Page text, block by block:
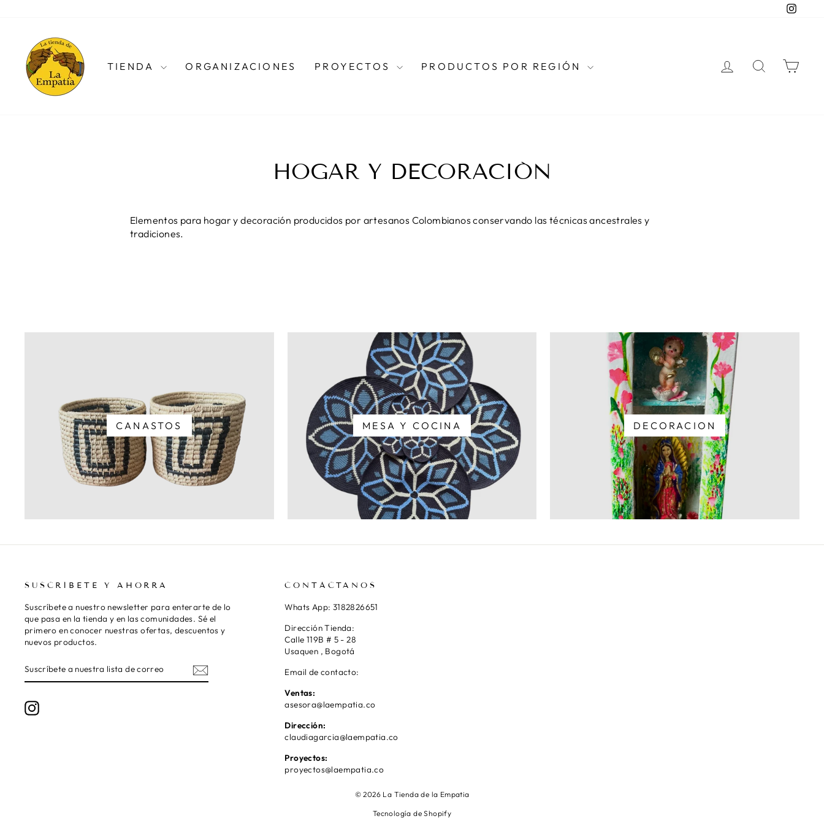
contenido
TIENDA ORGANIZACIONES PROYECTOS PRODUCTOS POR REGIÓN INGRESAR
BUSCAR
HOGAR Y DECORACIÓN
Elementos para hogar y decoración producidos por artesanos Colombianos conservando las técnicas ancestrales y
tradiciones.
CANASTOS MESA Y COCINA DECORACION
SUSCRÍBETE Y AHORRA
Suscríbete a nuestro newsletter para enterarte de lo
que pasa en la tienda y en las comunidades. Sé el
primero en conocer nuestras ofertas, descuentos y
nuevos productos.
A
NUESTRA
CORREO
Instagram
CONTÁCTANOS
Whats App: 3182826651
Dirección Tienda:
Calle 119B # 5 - 28
Usaquen , Bogotá
Email de contacto:
Ventas:
asesora@laempatia.co
Dirección:
claudiagarcia@laempatia.co
Proyectos:
proyectos@laempatia.co
© 2026 La Tienda de la Empatia
Tecnología de Shopify